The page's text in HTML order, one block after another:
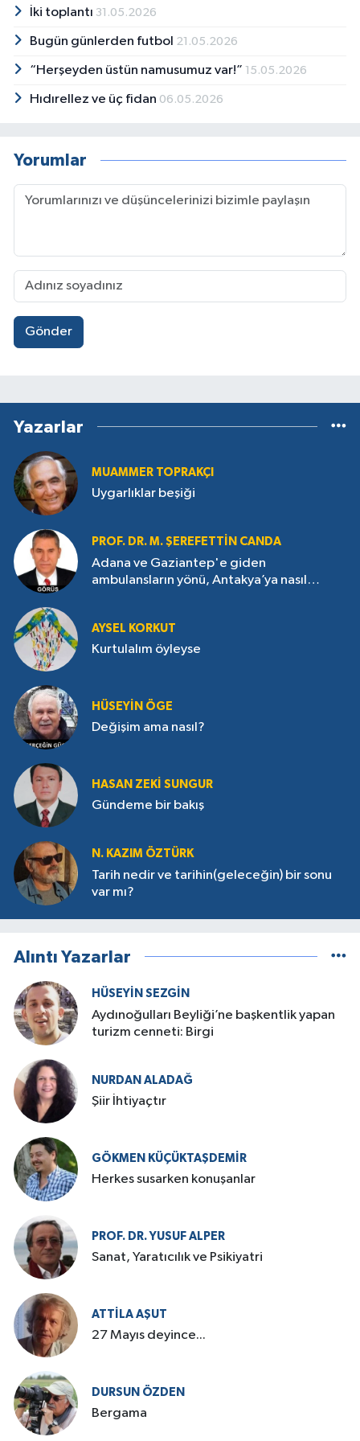
ve 142. maddelerin kaldırılmasıyla hakkındaki
döndü.
İki toplantı 31.05.2026
Bugün günlerden futbol 21.05.2026
“Herşeyden üstün namusumuz var!” 15.05.2026
Hıdırellez ve üç fidan 06.05.2026
Yorumlar
Gönder
Yazarlar
MUAMMER TOPRAKÇI
Uygarlıklar beşiği
PROF. DR. M. ŞEREFETTIN CANDA
Adana ve Gaziantep'e giden
ambulansların yönü, Antakya’ya nasıl
AYSEL KORKUT
Kurtulalım öyleyse
HÜSEYIN ÖGE
Değişim ama nasıl?
HASAN ZEKI SUNGUR
Gündeme bir bakış
N. KAZIM ÖZTÜRK
Tarih nedir ve tarihin(geleceğin) bir sonu
var mı?
Alıntı Yazarlar
HÜSEYIN SEZGIN
Aydınoğulları Beyliği’ne başkentlik yapan
turizm cenneti: Birgi
NURDAN ALADAĞ
Şiir İhtiyaçtır
GÖKMEN KÜÇÜKTAŞDEMIR
Herkes susarken konuşanlar
PROF. DR. YUSUF ALPER
Sanat, Yaratıcılık ve Psikiyatri
ATTILA AŞUT
27 Mayıs deyince...
DURSUN ÖZDEN
Bergama